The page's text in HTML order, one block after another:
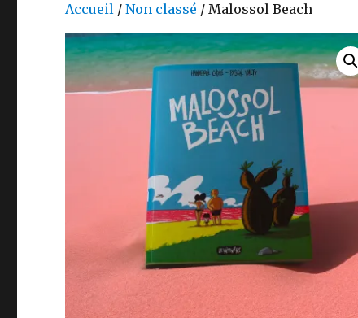
Accueil /Non classé / Malossol Beach